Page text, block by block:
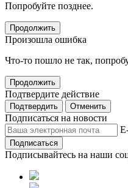
Попробуйте позднее.
Продолжить
Произошла ошибка
Что-то пошло не так,
Продолжить
Подтвердите действие
Подтвердить Отменить
Подписаться на новости
Подписаться
Подписывайтесь на наши